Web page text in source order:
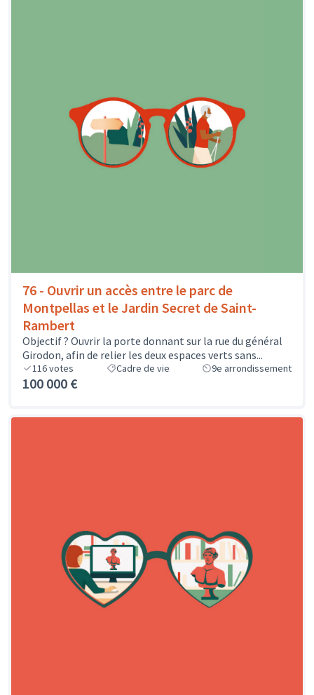
76 - Ouvrir un accès entre le parc de
Montpellas et le Jardin Secret de Saint-
Rambert
Objectif ? Ouvrir la porte donnant sur la rue du général
Girodon, afin de relier les deux espaces verts sans...
116votes Cadre de vie 9e arrondissement
100 000 €